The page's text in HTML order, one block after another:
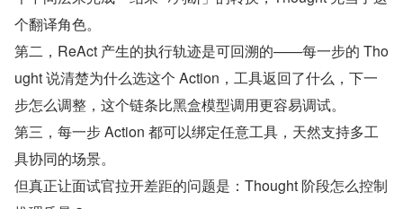
个翻译角色。
第二，ReAct 产生的执行轨迹是可回溯的——每一步的 Tho
ught 说清楚为什么选这个 Action，工具返回了什么，下一
步怎么调整，这个链条比黑盒模型调用更容易调试。
第三，每一步 Action 都可以绑定任意工具，天然支持多工
具协同的场景。
但真正让面试官拉开差距的问题是：Thought 阶段怎么控制